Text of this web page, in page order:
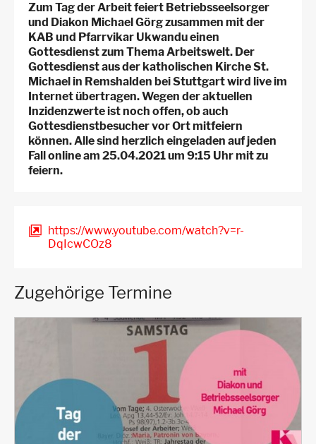
Zum Tag der Arbeit feiert Betriebsseelsorger
und Diakon Michael Görg zusammen mit der
KAB und Pfarrvikar Ukwandu einen
Gottesdienst zum Thema Arbeitswelt. Der
Gottesdienst aus der katholischen Kirche St.
Michael in Remshalden bei Stuttgart wird live im
Internet übertragen. Wegen der aktuellen
Inzidenzwerte ist noch offen, ob auch
Gottesdienstbesucher vor Ort mitfeiern
können. Alle sind herzlich eingeladen auf jeden
Fall online am 25.04.2021 um 9:15 Uhr mit zu
feiern.
https://www.youtube.com/watch?v=r-
DqIcwCOz8
Zugehörige Termine